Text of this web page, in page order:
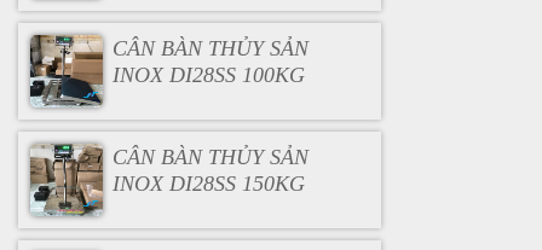
CÂN BÀN THỦY SẢN
INOX DI28SS 100KG
CÂN BÀN THỦY SẢN
INOX DI28SS 150KG